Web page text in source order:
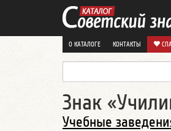
О КАТАЛОГЕ КОНТАКТЫ
Знак
Учебные